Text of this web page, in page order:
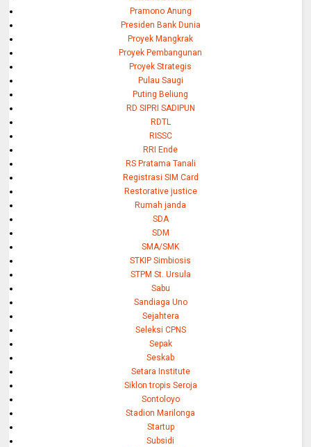
Pramono Anung
Presiden Bank Dunia
Proyek Mangkrak
Proyek Pembangunan
Proyek Strategis
Pulau Saugi
Puting Beliung
RD SIPRI SADIPUN
RDTL
RISSC
RRI Ende
RS Pratama Tanali
Registrasi SIM Card
Restorative justice
Rumah janda
SDA
SDM
SMA/SMK
STKIP Simbiosis
STPM St. Ursula
Sabu
Sandiaga Uno
Sejahtera
Seleksi CPNS
Sepak
Seskab
Setara Institute
Siklon tropis Seroja
Sontoloyo
Stadion Marilonga
Startup
Subsidi